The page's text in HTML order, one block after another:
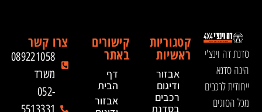
סדנת דה וינצ'י
הינה סדנא
ייחודית לרכבים
מכל הסוגים
קטגוריות
ראשיות
אבזור
ודיגום
רכבים
בסדנת
קישורים
באתר
דף
הבית
אבזור
צרו קשר
089221058
משרד
052-
5513331